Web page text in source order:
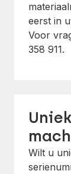
eerst in
Voor
358 911.
Wilt u